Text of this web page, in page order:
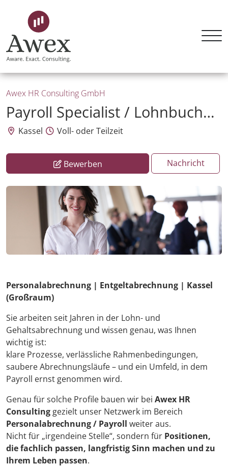
Awex HR Consulting GmbH
Payroll Specialist / Lohnbuchhalter (m/w/d)
Kassel Voll- oder Teilzeit
Bewerben Nachricht
Personalabrechnung | Entgeltabrechnung | Kassel
(Großraum)
Sie arbeiten seit Jahren in der Lohn- und
Gehaltsabrechnung und wissen genau, was Ihnen
wichtig ist:
klare Prozesse, verlässliche Rahmenbedingungen,
saubere Abrechnungsläufe – und ein Umfeld, in dem
Payroll ernst genommen wird.
Genau für solche Profile bauen wir bei Awex HR
Consultinggezielt unser Netzwerk im Bereich
Personalabrechnung / Payroll weiter aus.
Nicht für „irgendeine Stelle“, sondern für Positionen,
die fachlich passen, langfristig Sinn machen und zu
Ihrem Leben passen.